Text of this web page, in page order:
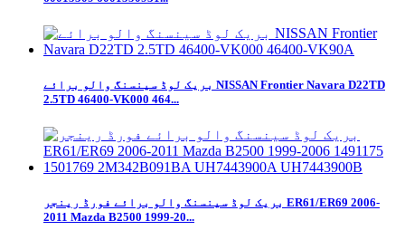
بریک لوڈ سینسنگ والو برائے NISSAN Frontier Navara D22TD
2.5TD 46400-VK000 464...
بریک لوڈ سینسنگ والو برائے فورڈ رینجر ER61/ER69 2006-
2011 Mazda B2500 1999-20...